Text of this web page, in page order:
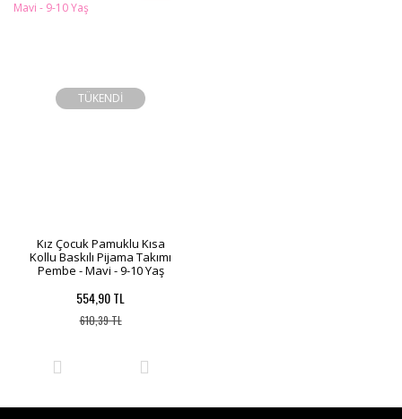
TÜKENDİ
Kız Çocuk Pamuklu Kısa
Kollu Baskılı Pijama Takımı
Pembe - Mavi - 9-10 Yaş
554,90 TL
610,39 TL